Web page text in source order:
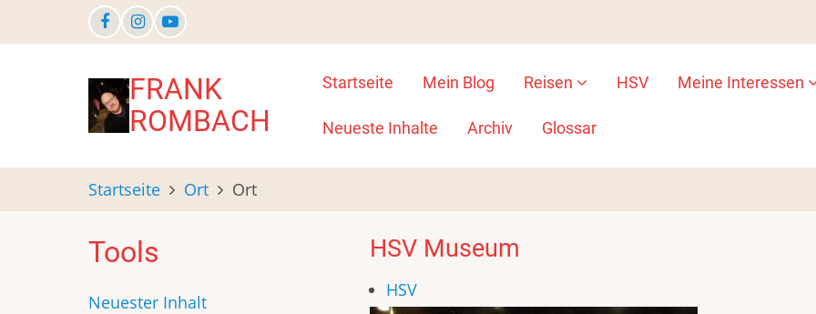
zum
FRANK
ROMBACH
Main
navigation
Startseite Mein Blog Reisen HSV Meine Interessen
Neueste Inhalte Archiv Glossar
Startseite Ort Ort
HSV Museum
HSV
Tools
Neuester Inhalt